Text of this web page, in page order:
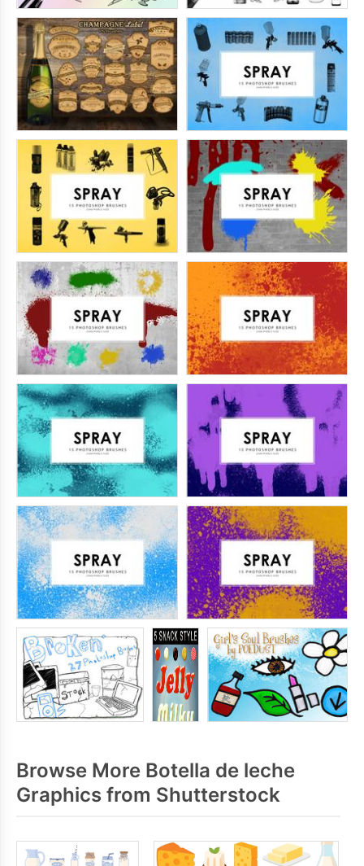
Browse More Botella de leche
Graphics from Shutterstock